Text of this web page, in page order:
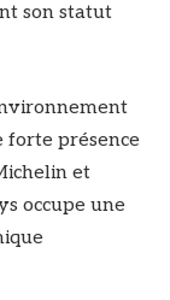
son statut
forte présence
et
occupe une